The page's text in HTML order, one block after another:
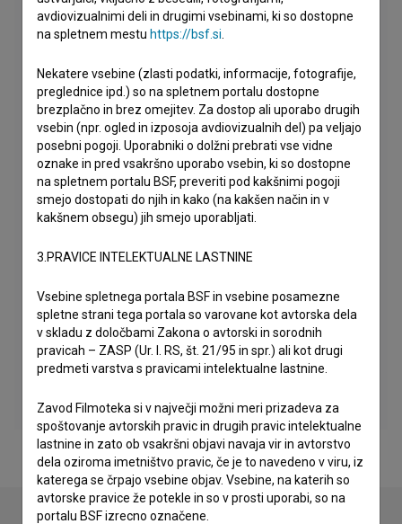
avdiovizualnimi deli in drugimi vsebinami, ki so dostopne
na spletnem mestu https://bsf.si
Nekatere vsebine (zlasti podatki, informacije, fotografije,
preglednice ipd.) so na spletnem portalu dostopne
brezplačno in brez omejitev. Za dostop ali uporabo drugih
vsebin (npr. ogled in izposoja avdiovizualnih del) pa veljajo
posebni pogoji. Uporabniki o dolžni prebrati vse vidne
oznake in pred vsakršno uporabo vsebin, ki so dostopne
na spletnem portalu BSF, preveriti pod kakšnimi pogoji
smejo dostopati do njih in kako (na kakšen način in v
kakšnem obsegu) jih smejo uporabljati.
3.PRAVICE INTELEKTUALNE LASTNINE
Vsebine spletnega portala BSF in vsebine posamezne
spletne strani tega portala so varovane kot avtorska dela
v skladu z določbami Zakona o avtorski in sorodnih
pravicah – ZASP (Ur. l. RS, št. 21/95 in spr.) ali kot drugi
predmeti varstva s pravicami intelektualne lastnine.
Zavod Filmoteka si v največji možni meri prizadeva za
spoštovanje avtorskih pravic in drugih pravic intelektualne
lastnine in zato ob vsakršni objavi navaja vir in avtorstvo
dela oziroma imetništvo pravic, če je to navedeno v viru, iz
katerega se črpajo vsebine objav. Vsebine, na katerih so
avtorske pravice že potekle in so v prosti uporabi, so na
portalu BSF izrecno označene.